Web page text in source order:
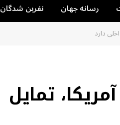
رسانه جهان نفرین شدگان
دارد
تمایل